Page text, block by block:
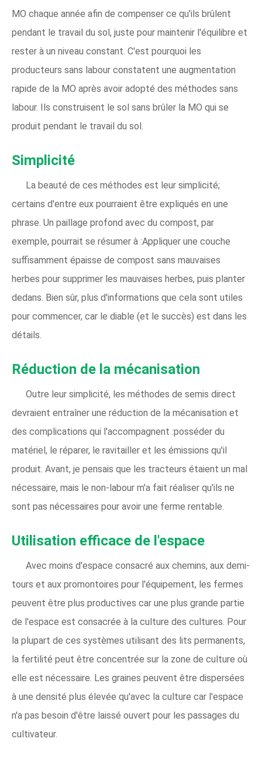
MO chaque année afin de compenser ce qu'ils brûlent
pendant le travail du sol, juste pour maintenir l'équilibre et
rester à un niveau constant. C'est pourquoi les
producteurs sans labour constatent une augmentation
rapide de la MO après avoir adopté des méthodes sans
labour. Ils construisent le sol sans brûler la MO qui se
produit pendant le travail du sol.
Simplicité
La beauté de ces méthodes est leur simplicité;
certains d'entre eux pourraient être expliqués en une
phrase. Un paillage profond avec du compost, par
exemple, pourrait se résumer à :Appliquer une couche
suffisamment épaisse de compost sans mauvaises
herbes pour supprimer les mauvaises herbes, puis planter
dedans. Bien sûr, plus d'informations que cela sont utiles
pour commencer, car le diable (et le succès) est dans les
détails.
Réduction de la mécanisation
Outre leur simplicité, les méthodes de semis direct
devraient entraîner une réduction de la mécanisation et
des complications qui l'accompagnent :posséder du
matériel, le réparer, le ravitailler et les émissions qu'il
produit. Avant, je pensais que les tracteurs étaient un mal
nécessaire, mais le non-labour m'a fait réaliser qu'ils ne
sont pas nécessaires pour avoir une ferme rentable.
Utilisation efficace de l'espace
Avec moins d'espace consacré aux chemins, aux demi-
tours et aux promontoires pour l'équipement, les fermes
peuvent être plus productives car une plus grande partie
de l'espace est consacrée à la culture des cultures. Pour
la plupart de ces systèmes utilisant des lits permanents,
la fertilité peut être concentrée sur la zone de culture où
elle est nécessaire. Les graines peuvent être dispersées
à une densité plus élevée qu'avec la culture car l'espace
n'a pas besoin d'être laissé ouvert pour les passages du
cultivateur.